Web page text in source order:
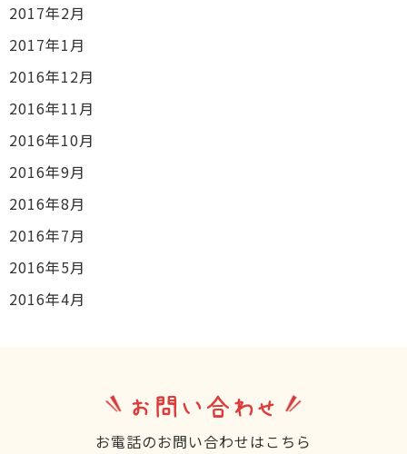
2017年2月
2017年1月
2016年12月
2016年11月
2016年10月
2016年9月
2016年8月
2016年7月
2016年5月
2016年4月
お問い合わせ
お電話のお問い合わせはこちら